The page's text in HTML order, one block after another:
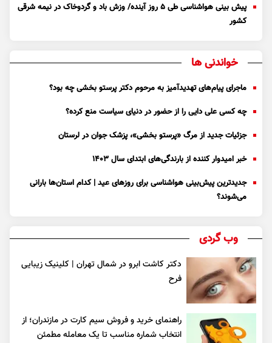
پیش بینی هواشناسی طی ۵ روز آینده/ وزش باد و گردوخاک در نیمه شرقی
کشور
خواندنی ها
ماجرای پیام‌های تهدیدآمیز به مرحوم دکتر پرستو بخشی چه بود؟
چه کسی علی دایی را از حضور در دنیای سیاست منع کرده؟
جزئیات جدید از مرگ «پرستو بخشی»، پزشک جوان در لرستان
خبر امیدوار کننده از بارندگی‌های ابتدای سال ۱۴۰۳
جدیدترین پیش‌بینی هواشناسی برای روزهای عید | کدام استان‌ها بارانی
می‌شوند؟
وب گردی
دکتر کاشت ابرو در شمال تهران | کلینیک زیبایی
فرح
راهنمای خرید و فروش سیم کارت در مازندران؛ از
انتخاب شماره مناسب تا یک معامله مطمئن